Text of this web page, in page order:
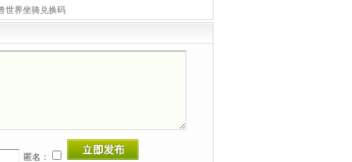
世界坐骑兑换码
匿名：